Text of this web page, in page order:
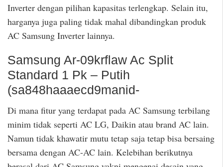
Inverter dengan pilihan kapasitas terlengkap. Selain itu,
harganya juga paling tidak mahal dibandingkan produk
AC Samsung Inverter lainnya.
Samsung Ar-09krflaw Ac Split
Standard 1 Pk – Putih
(sa848haaaecd9manid-
Di mana fitur yang terdapat pada AC Samsung terbilang
minim tidak seperti AC LG, Daikin atau brand AC lain.
Namun tidak khawatir mutu tetap saja tetap bisa bersaing
bersama dengan AC-AC lain. Kelebihan berikutnya